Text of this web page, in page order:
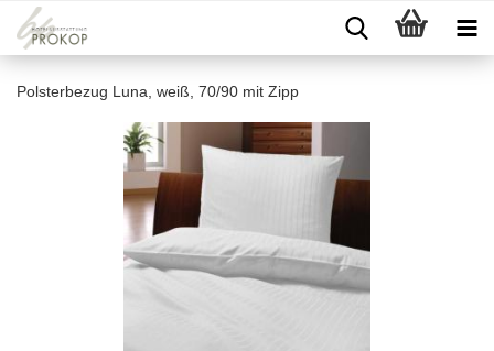
Polsterbezug Luna, weiß, 70/90 mit Zipp